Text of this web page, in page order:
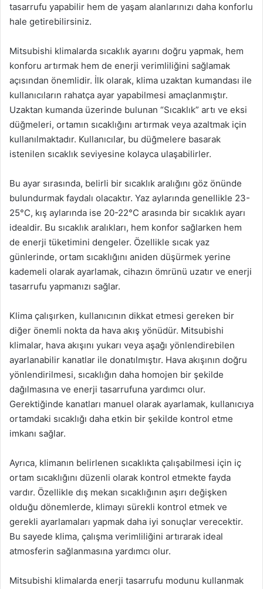
tasarrufu yapabilir hem de yaşam alanlarınızı daha konforlu
hale getirebilirsiniz.
Mitsubishi klimalarda sıcaklık ayarını doğru yapmak, hem
konforu artırmak hem de enerji verimliliğini sağlamak
açısından önemlidir. İlk olarak, klima uzaktan kumandası ile
kullanıcıların rahatça ayar yapabilmesi amaçlanmıştır.
Uzaktan kumanda üzerinde bulunan “Sıcaklık” artı ve eksi
düğmeleri, ortamın sıcaklığını artırmak veya azaltmak için
kullanılmaktadır. Kullanıcılar, bu düğmelere basarak
istenilen sıcaklık seviyesine kolayca ulaşabilirler.
Bu ayar sırasında, belirli bir sıcaklık aralığını göz önünde
bulundurmak faydalı olacaktır. Yaz aylarında genellikle 23-
25°C, kış aylarında ise 20-22°C arasında bir sıcaklık ayarı
idealdir. Bu sıcaklık aralıkları, hem konfor sağlarken hem
de enerji tüketimini dengeler. Özellikle sıcak yaz
günlerinde, ortam sıcaklığını aniden düşürmek yerine
kademeli olarak ayarlamak, cihazın ömrünü uzatır ve enerji
tasarrufu yapmanızı sağlar.
Klima çalışırken, kullanıcının dikkat etmesi gereken bir
diğer önemli nokta da hava akış yönüdür. Mitsubishi
klimalar, hava akışını yukarı veya aşağı yönlendirebilen
ayarlanabilir kanatlar ile donatılmıştır. Hava akışının doğru
yönlendirilmesi, sıcaklığın daha homojen bir şekilde
dağılmasına ve enerji tasarrufuna yardımcı olur.
Gerektiğinde kanatları manuel olarak ayarlamak, kullanıcıya
ortamdaki sıcaklığı daha etkin bir şekilde kontrol etme
imkanı sağlar.
Ayrıca, klimanın belirlenen sıcaklıkta çalışabilmesi için iç
ortam sıcaklığını düzenli olarak kontrol etmekte fayda
vardır. Özellikle dış mekan sıcaklığının aşırı değişken
olduğu dönemlerde, klimayı sürekli kontrol etmek ve
gerekli ayarlamaları yapmak daha iyi sonuçlar verecektir.
Bu sayede klima, çalışma verimliliğini artırarak ideal
atmosferin sağlanmasına yardımcı olur.
Mitsubishi klimalarda enerji tasarrufu modunu kullanmak